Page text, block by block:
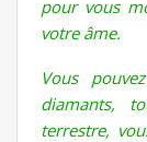
pour vous
votre âme.
Vous
diamants,
terrestre,